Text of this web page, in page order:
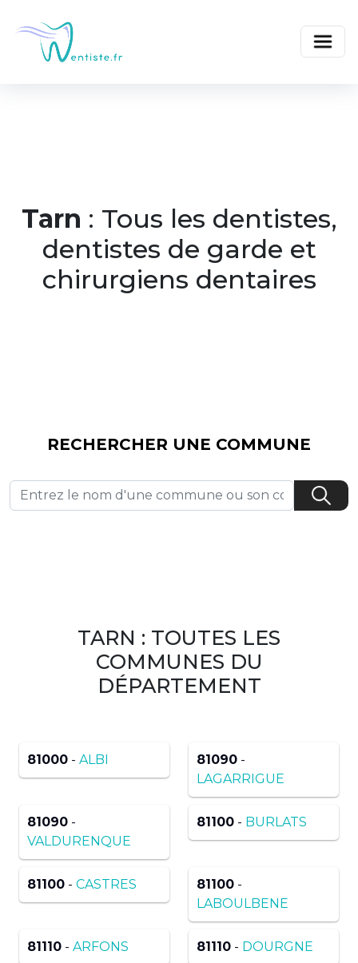
Tarn : Tous les dentistes,
dentistes de garde et
chirurgiens dentaires
RECHERCHER UNE COMMUNE
TARN : TOUTES LES
COMMUNES DU
DÉPARTEMENT
81000 - ALBI 81090 -
LAGARRIGUE
81090 -
VALDURENQUE
81100 - BURLATS
81100 - CASTRES 81100 -
LABOULBENE
81110 - ARFONS 81110 - DOURGNE